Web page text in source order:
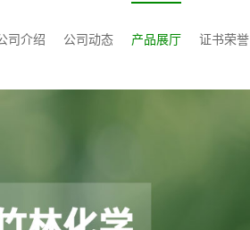
司介绍 公司动态 产品展厅 证书荣誉